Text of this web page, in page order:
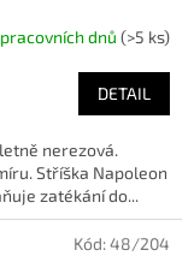
dnů (>5 ks)
DETAIL
nerezová.
Stříška Napoleon
zatékání do...
Kód:48/204